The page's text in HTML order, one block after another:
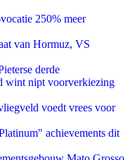
250% meer
van Hormuz, VS
derde
wint nipt voorverkiezing
voedt vrees voor
achievements dit